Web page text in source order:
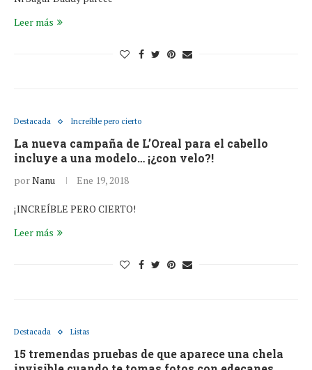
Leer más
Destacada Increíble pero cierto
La nueva campaña de L’Oreal para el cabello
incluye a una modelo… ¡¿con velo?!
porNanu Ene 19, 2018
¡INCREÍBLE PERO CIERTO!
Leer más
Destacada Listas
15 tremendas pruebas de que aparece una chela